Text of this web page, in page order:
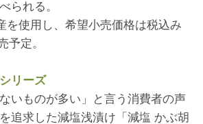
られる。
を使用し、希望小売価格は税込み
予定。
リーズ
いものが多い」と言う消費者の声
追求した減塩浅漬け「減塩 かぶ胡